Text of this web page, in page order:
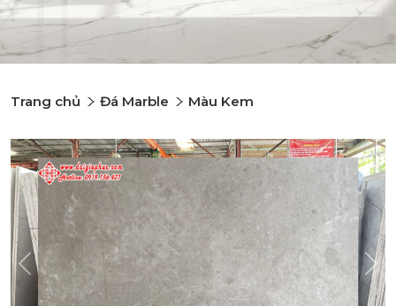
Trang chủ Đá Marble Màu Kem
Previous